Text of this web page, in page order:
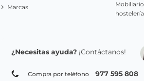
Marcas
Mobiliario
hostelería
¿Necesitas ayuda? ¡Contáctanos!
Compra por teléfono 977 595 808